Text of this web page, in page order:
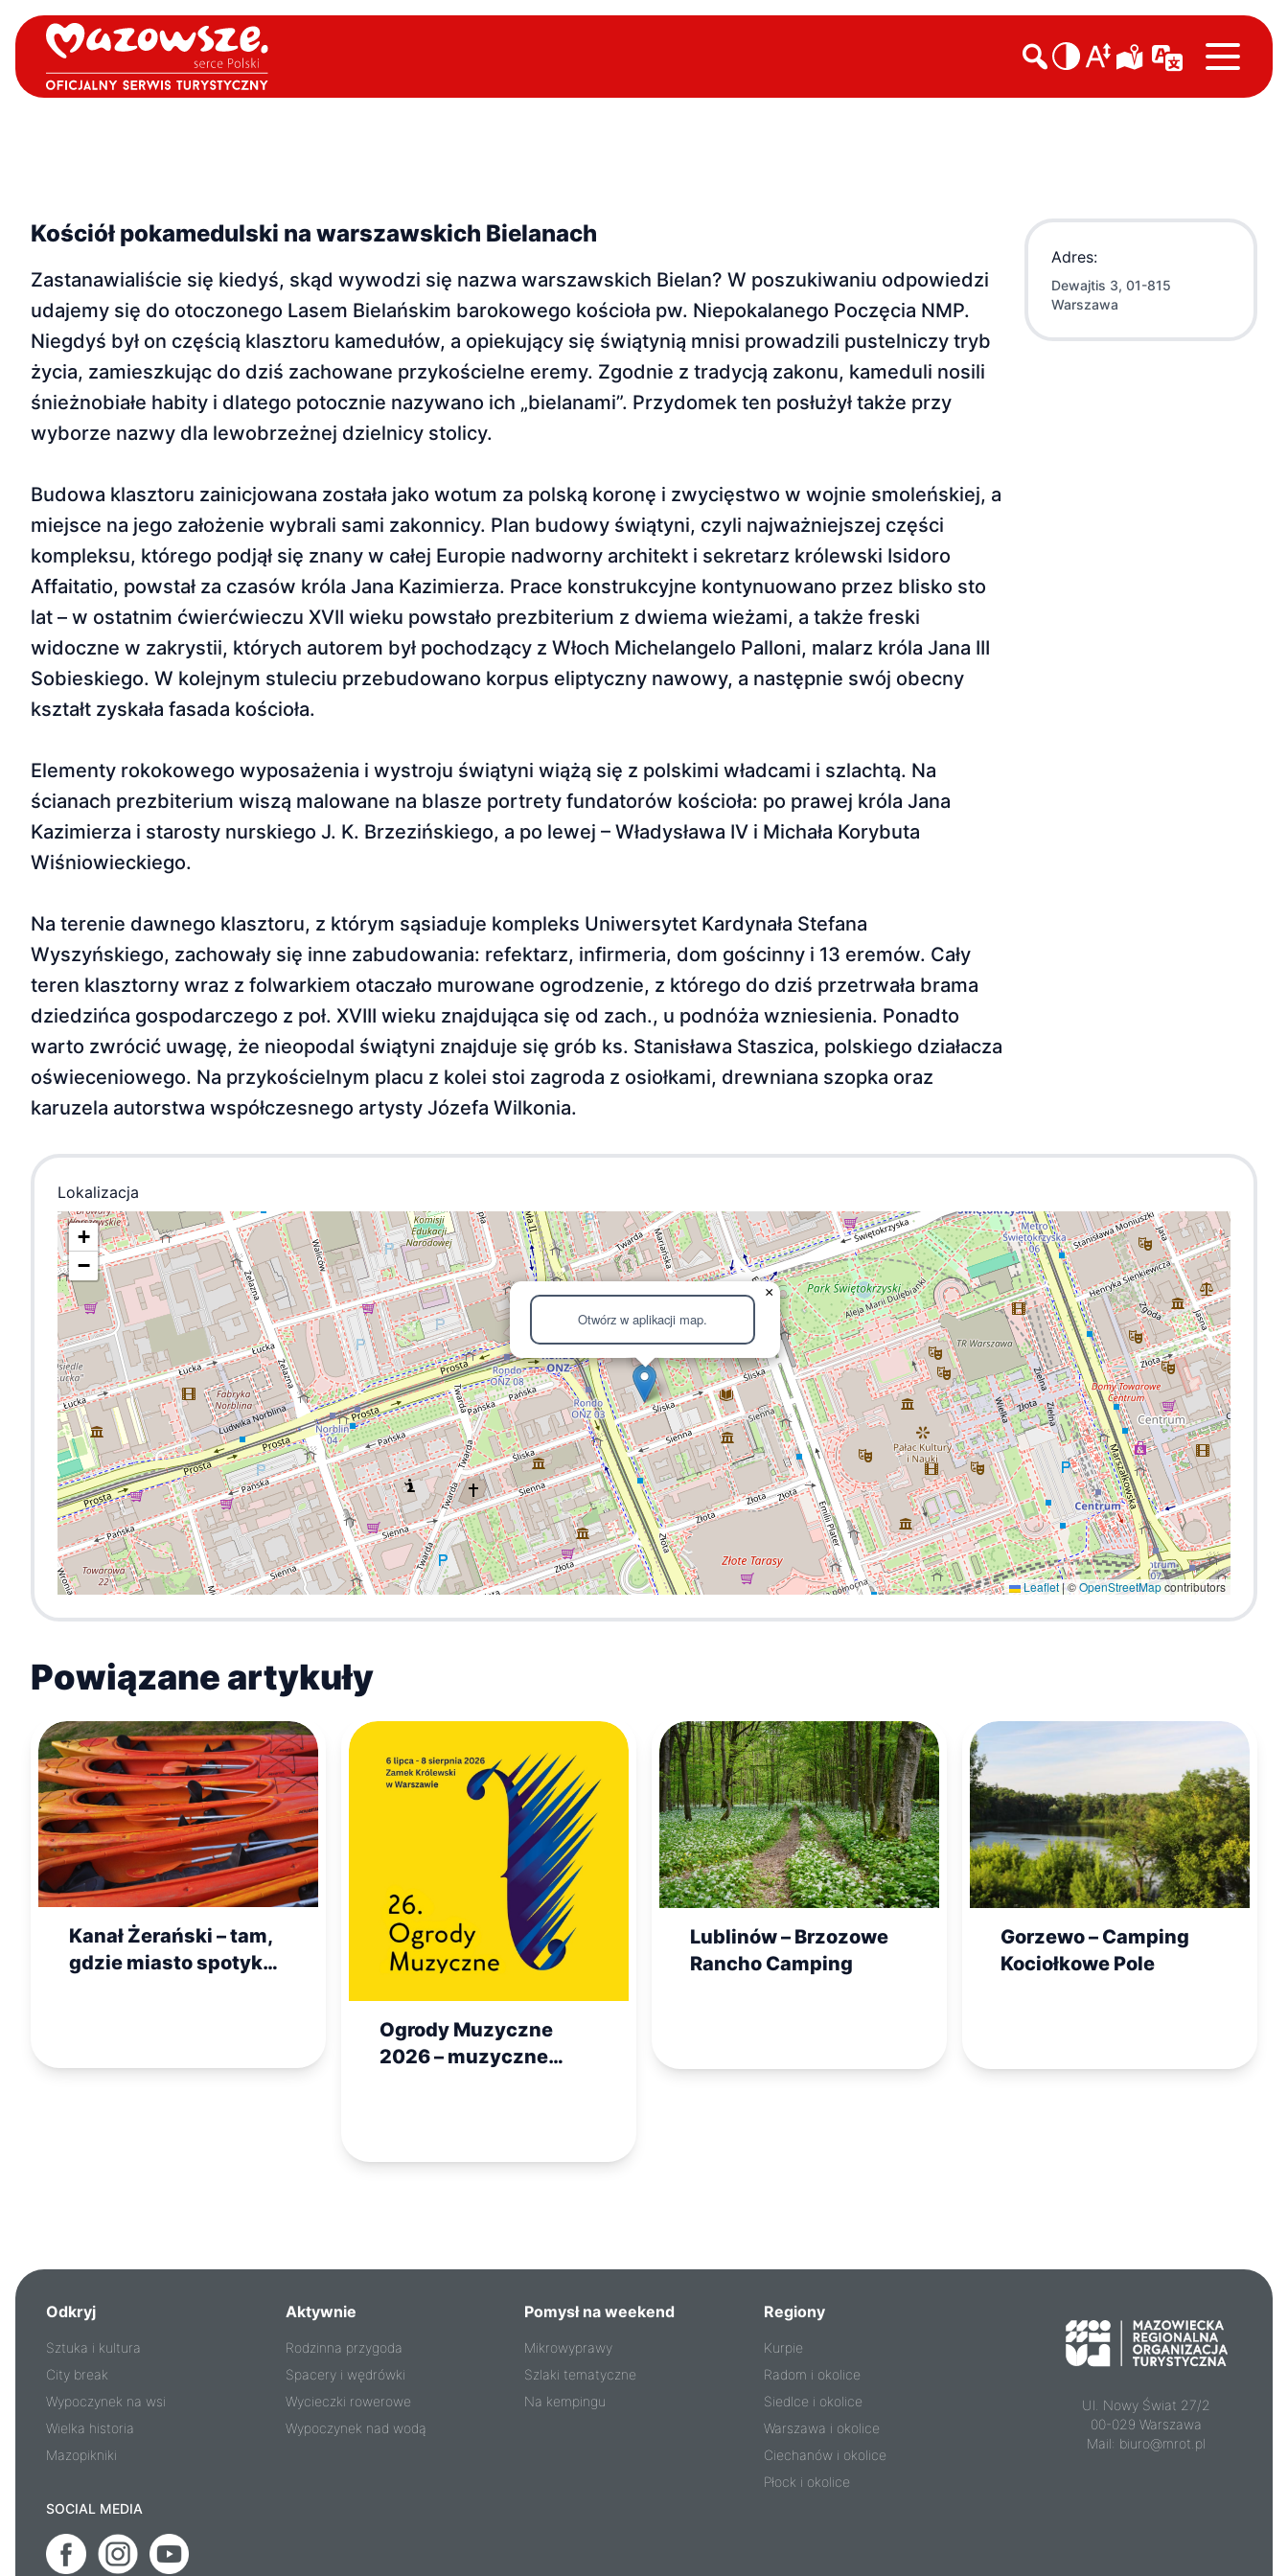

Kościół pokamedulski na warszawskich Bielanach
Zastanawialiście się kiedyś, skąd wywodzi się nazwa warszawskich Bielan? W poszukiwaniu odpowiedzi
udajemy się do otoczonego Lasem Bielańskim barokowego kościoła pw. Niepokalanego Poczęcia NMP.
Niegdyś był on częścią klasztoru kamedułów, a opiekujący się świątynią mnisi prowadzili pustelniczy tryb
życia, zamieszkując do dziś zachowane przykościelne eremy. Zgodnie z tradycją zakonu, kameduli nosili
śnieżnobiałe habity i dlatego potocznie nazywano ich „bielanami”. Przydomek ten posłużył także przy
wyborze nazwy dla lewobrzeżnej dzielnicy stolicy.
Budowa klasztoru zainicjowana została jako wotum za polską koronę i zwycięstwo w wojnie smoleńskiej, a
miejsce na jego założenie wybrali sami zakonnicy. Plan budowy świątyni, czyli najważniejszej części
kompleksu, którego podjął się znany w całej Europie nadworny architekt i sekretarz królewski Isidoro
Affaitatio, powstał za czasów króla Jana Kazimierza. Prace konstrukcyjne kontynuowano przez blisko sto
lat – w ostatnim ćwierćwieczu XVII wieku powstało prezbiterium z dwiema wieżami, a także freski
widoczne w zakrystii, których autorem był pochodzący z Włoch Michelangelo Palloni, malarz króla Jana III
Sobieskiego. W kolejnym stuleciu przebudowano korpus eliptyczny nawowy, a następnie swój obecny
kształt zyskała fasada kościoła.
Elementy rokokowego wyposażenia i wystroju świątyni wiążą się z polskimi władcami i szlachtą. Na
ścianach prezbiterium wiszą malowane na blasze portrety fundatorów kościoła: po prawej króla Jana
Kazimierza i starosty nurskiego J. K. Brzezińskiego, a po lewej – Władysława IV i Michała Korybuta
Wiśniowieckiego.
Na terenie dawnego klasztoru, z którym sąsiaduje kompleks Uniwersytet Kardynała Stefana
Wyszyńskiego, zachowały się inne zabudowania: refektarz, infirmeria, dom gościnny i 13 eremów. Cały
teren klasztorny wraz z folwarkiem otaczało murowane ogrodzenie, z którego do dziś przetrwała brama
dziedzińca gospodarczego z poł. XVIII wieku znajdująca się od zach., u podnóża wzniesienia. Ponadto
warto zwrócić uwagę, że nieopodal świątyni znajduje się grób ks. Stanisława Staszica, polskiego działacza
oświeceniowego. Na przykościelnym placu z kolei stoi zagroda z osiołkami, drewniana szopka oraz
karuzela autorstwa współczesnego artysty Józefa Wilkonia.
Adres:
Dewajtis 3, 01-815
Warszawa
Lokalizacja
Otwórz w aplikacji map.
×
+
−
Leaflet|©OpenStreetMapcontributors
Powiązane artykuły
Kanał Żerański – tam,
gdzie miasto spotyka
Ogrody Muzyczne
2026 – muzyczne
Lublinów – Brzozowe
Rancho Camping
Gorzewo – Camping
Kociołkowe Pole
Odkryj
Sztuka i kultura
City break
Wypoczynek na wsi
Wielka historia
Mazopikniki
Aktywnie
Rodzinna przygoda
Spacery i wędrówki
Wycieczki rowerowe
Wypoczynek nad wodą
Pomysł na weekend
Mikrowyprawy
Szlaki tematyczne
Na kempingu
Regiony
Kurpie
Radom i okolice
Siedlce i okolice
Warszawa i okolice
Ciechanów i okolice
Płock i okolice
Ul. Nowy Świat 27/2
00-029 Warszawa
Mail: biuro@mrot.pl
SOCIAL MEDIA